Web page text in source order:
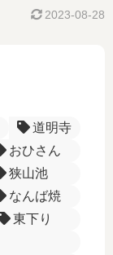
2023-08-28
道明寺
おひさん
狭山池
なんば焼
東下り